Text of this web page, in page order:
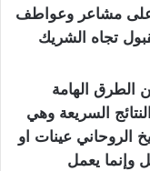
على مشاعر وعواطف
تجاه الشريك
الطرق الهامة
السريعة وهي
الروحاني عينات او
وإنما يعمل